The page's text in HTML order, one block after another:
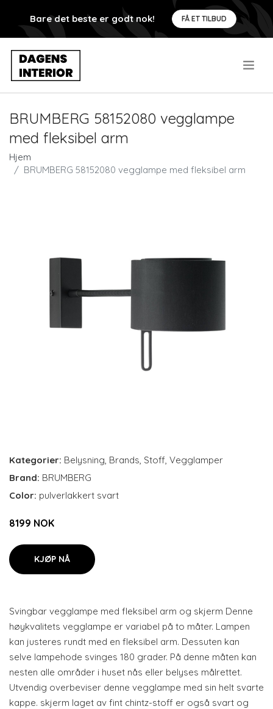
Bare det beste er godt nok! FÅ ET TILBUD
BRUMBERG 58152080 vegglampe
med fleksibel arm
Hjem
BRUMBERG 58152080 vegglampe med fleksibel arm
Kategorier: Belysning, Brands, Stoff, Vegglamper
Brand: BRUMBERG
Color: pulverlakkert svart
8199 NOK
KJØP NÅ
Svingbar vegglampe med fleksibel arm og skjerm Denne
høykvalitets vegglampe er variabel på to måter. Lampen
kan justeres rundt med en fleksibel arm. Dessuten kan
selve lampehode svinges 180 grader. På denne måten kan
nesten alle områder i huset nås eller belyses målrettet.
Utvendig overbeviser denne vegglampe med sin helt svarte
kappe. skjerm laget av fint chintz-stoff er også svart og